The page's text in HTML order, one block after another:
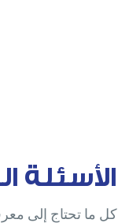
الأسئلة
كل ما تحتاج إلى